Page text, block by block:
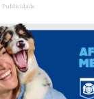
Publicidade